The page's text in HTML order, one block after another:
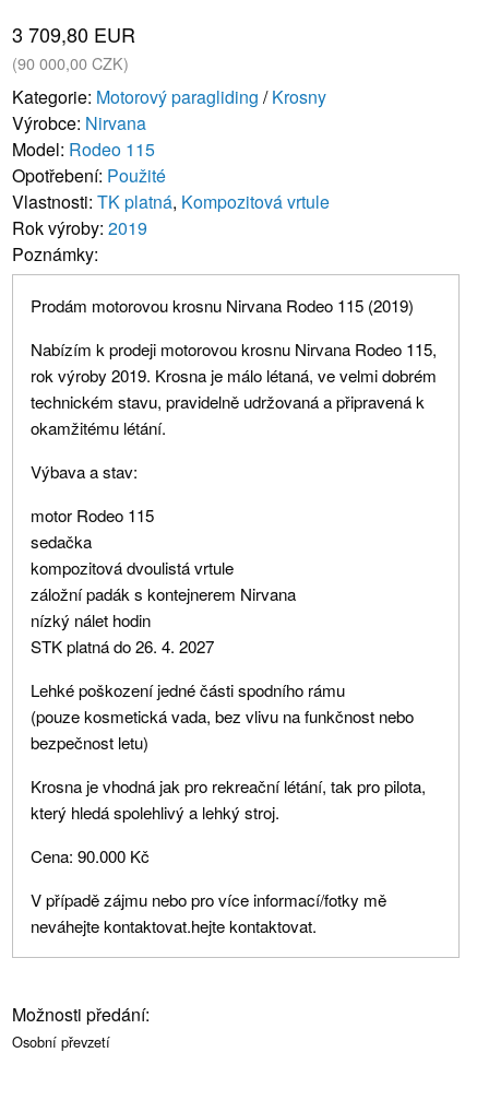
3 709,80 EUR
(90 000,00 CZK)
Kategorie: Motorový paragliding /Krosny
Výrobce: Nirvana
Model: Rodeo 115
Opotřebení: Použité
Vlastnosti:TK platná, Kompozitová vrtule
Rok výroby:2019
Poznámky:
Prodám motorovou krosnu Nirvana Rodeo 115 (2019)
Nabízím k prodeji motorovou krosnu Nirvana Rodeo 115,
rok výroby 2019. Krosna je málo létaná, ve velmi dobrém
technickém stavu, pravidelně udržovaná a připravená k
okamžitému létání.
Výbava a stav:
motor Rodeo 115
sedačka
kompozitová dvoulistá vrtule
záložní padák s kontejnerem Nirvana
nízký nálet hodin
STK platná do 26. 4. 2027
Lehké poškození jedné části spodního rámu
(pouze kosmetická vada, bez vlivu na funkčnost nebo
bezpečnost letu)
Krosna je vhodná jak pro rekreační létání, tak pro pilota,
který hledá spolehlivý a lehký stroj.
Cena: 90.000 Kč
V případě zájmu nebo pro více informací/fotky mě
neváhejte kontaktovat.hejte kontaktovat.
Možnosti předání:
Osobní převzetí